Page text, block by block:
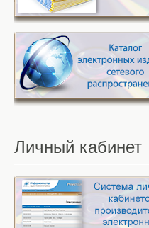
Личный кабинет